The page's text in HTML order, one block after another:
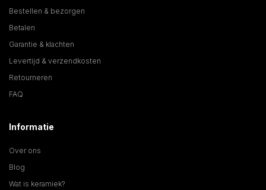
Bestellen & bezorgen
Betalen
Garantie & klachten
Levertijd & verzendkosten
Retourneren
FAQ
Informatie
Over ons
Blog
Wat is keramiek?